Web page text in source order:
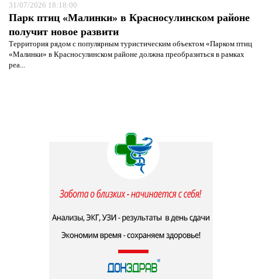
31/07/2026 18:18:00
Парк птиц «Малинки» в Красносулинском районе
получит новое развити
Территория рядом с популярным туристическим объектом «Парком птиц
«Малинки» в Красносулинском районе должна преобразиться в рамках
реа...